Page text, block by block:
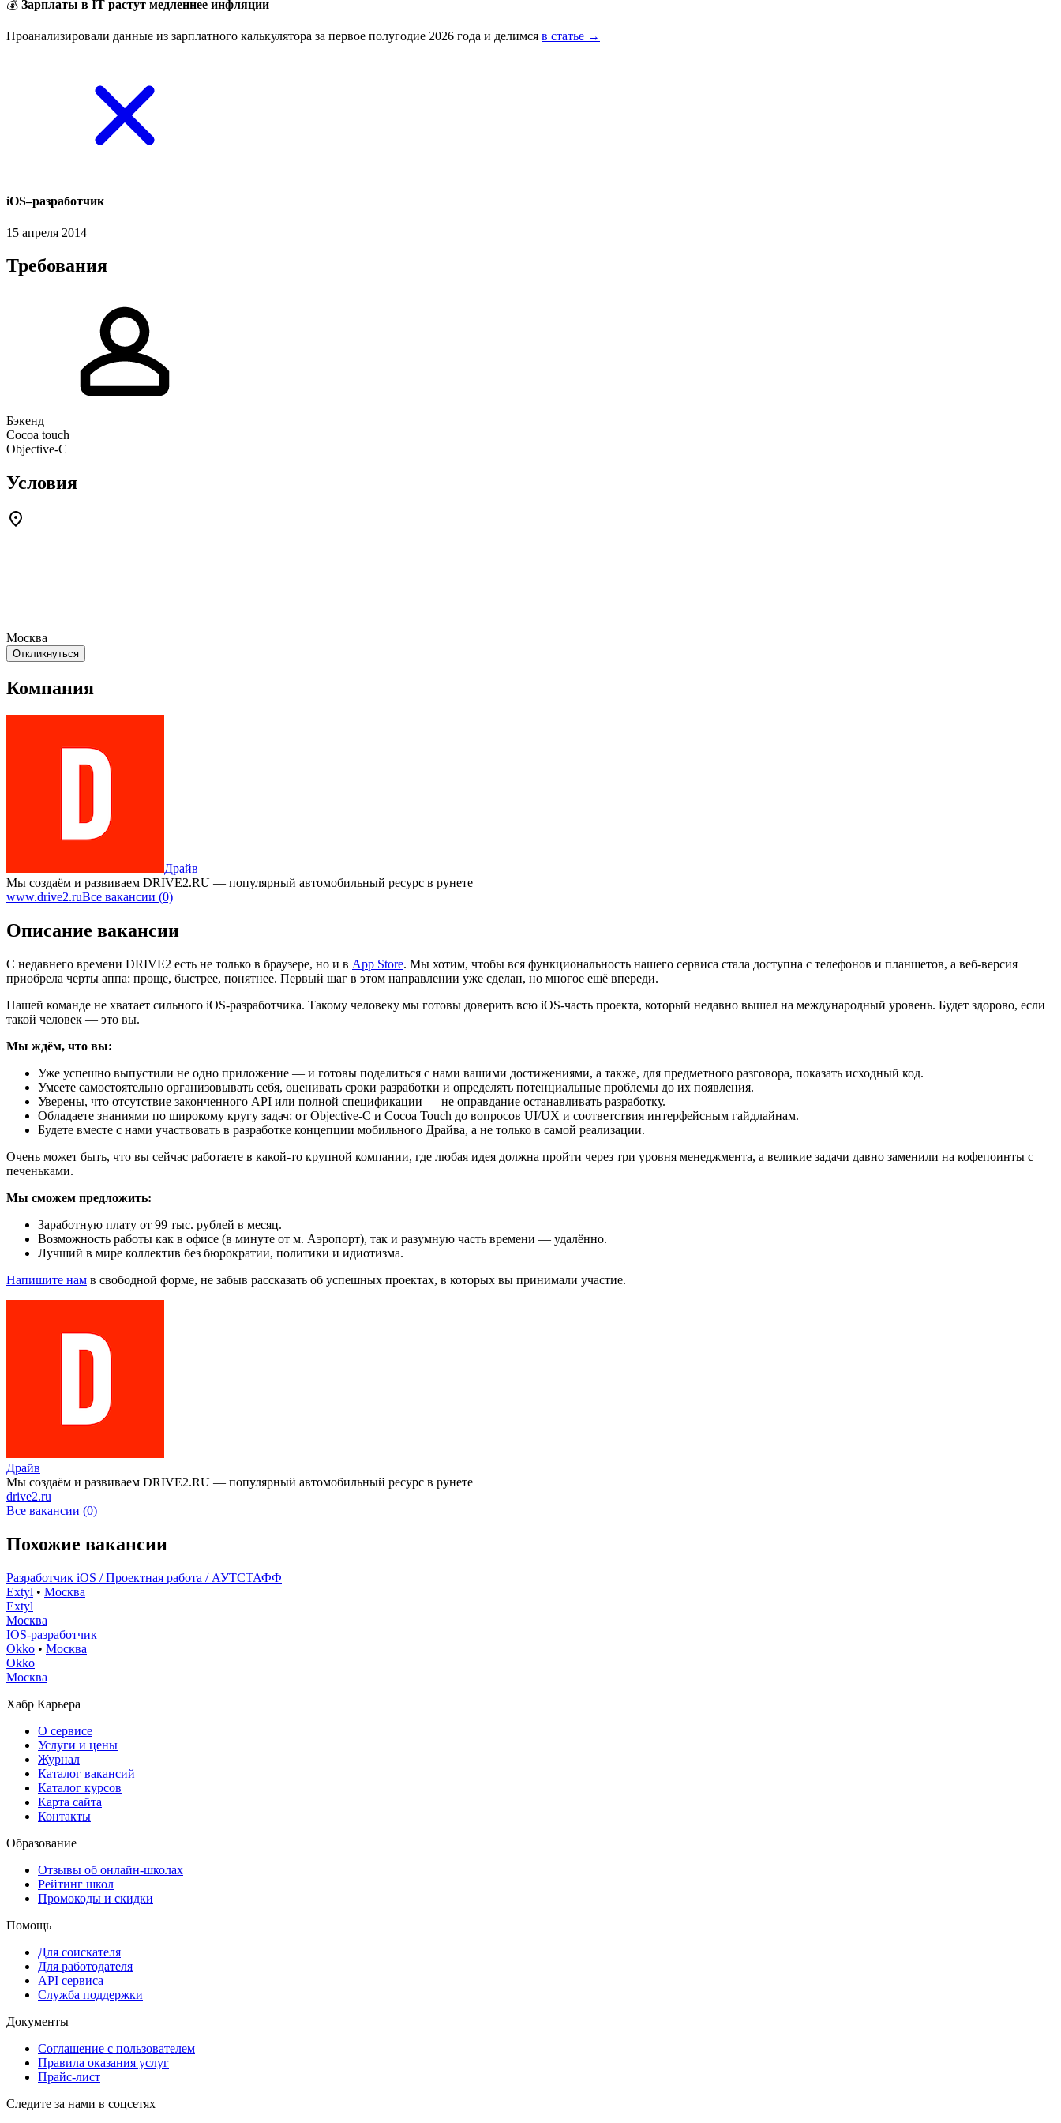
💰 Зарплаты в IT растут медленнее инфляции
Проанализировали данные из зарплатного калькулятора за первое полугодие 2026 года и делимся в статье →
iOS–разработчик
15 апреля 2014
Требования
Бэкенд
Cocoa touch
Objective-С
Условия
Москва
Откликнуться
Компания
Драйв
Мы создаём и развиваем DRIVE2.RU — популярный автомобильный ресурс в рунете
www.drive2.ruВсе вакансии (0)
Описание вакансии
С недавнего времени DRIVE2 есть не только в браузере, но и в App Store. Мы хотим, чтобы вся функциональность нашего сервиса стала доступна с телефонов и планшетов, а веб-версия
приобрела черты аппа: проще, быстрее, понятнее. Первый шаг в этом направлении уже сделан, но многое ещё впереди.
Нашей команде не хватает сильного iOS-разработчика. Такому человеку мы готовы доверить всю iOS-часть проекта, который недавно вышел на международный уровень. Будет здорово, если
такой человек — это вы.
Мы ждём, что вы:
Уже успешно выпустили не одно приложение — и готовы поделиться с нами вашими достижениями, а также, для предметного разговора, показать исходный код.
Умеете самостоятельно организовывать себя, оценивать сроки разработки и определять потенциальные проблемы до их появления.
Уверены, что отсутствие законченного API или полной спецификации — не оправдание останавливать разработку.
Обладаете знаниями по широкому кругу задач: от Objective-C и Cocoa Touch до вопросов UI/UX и соответствия интерфейсным гайдлайнам.
Будете вместе с нами участвовать в разработке концепции мобильного Драйва, а не только в самой реализации.
Очень может быть, что вы сейчас работаете в какой-то крупной компании, где любая идея должна пройти через три уровня менеджмента, а великие задачи давно заменили на кофепоинты с
печеньками.
Мы сможем предложить:
Заработную плату от 99 тыс. рублей в месяц.
Возможность работы как в офисе (в минуте от м. Аэропорт), так и разумную часть времени — удалённо.
Лучший в мире коллектив без бюрократии, политики и идиотизма.
Напишите нам в свободной форме, не забыв рассказать об успешных проектах, в которых вы принимали участие.
Драйв
Мы создаём и развиваем DRIVE2.RU — популярный автомобильный ресурс в рунете
drive2.ru
Все вакансии (0)
Похожие вакансии
Разработчик iOS / Проектная работа / АУТСТАФФ
Extyl • Москва
Extyl
Москва
IOS-разработчик
Okko • Москва
Okko
Москва
Хабр Карьера
О сервисе
Услуги и цены
Журнал
Каталог вакансий
Каталог курсов
Карта сайта
Контакты
Образование
Отзывы об онлайн-школах
Рейтинг школ
Промокоды и скидки
Помощь
Для соискателя
Для работодателя
API сервиса
Служба поддержки
Документы
Соглашение с пользователем
Правила оказания услуг
Прайс-лист
Следите за нами в соцсетях